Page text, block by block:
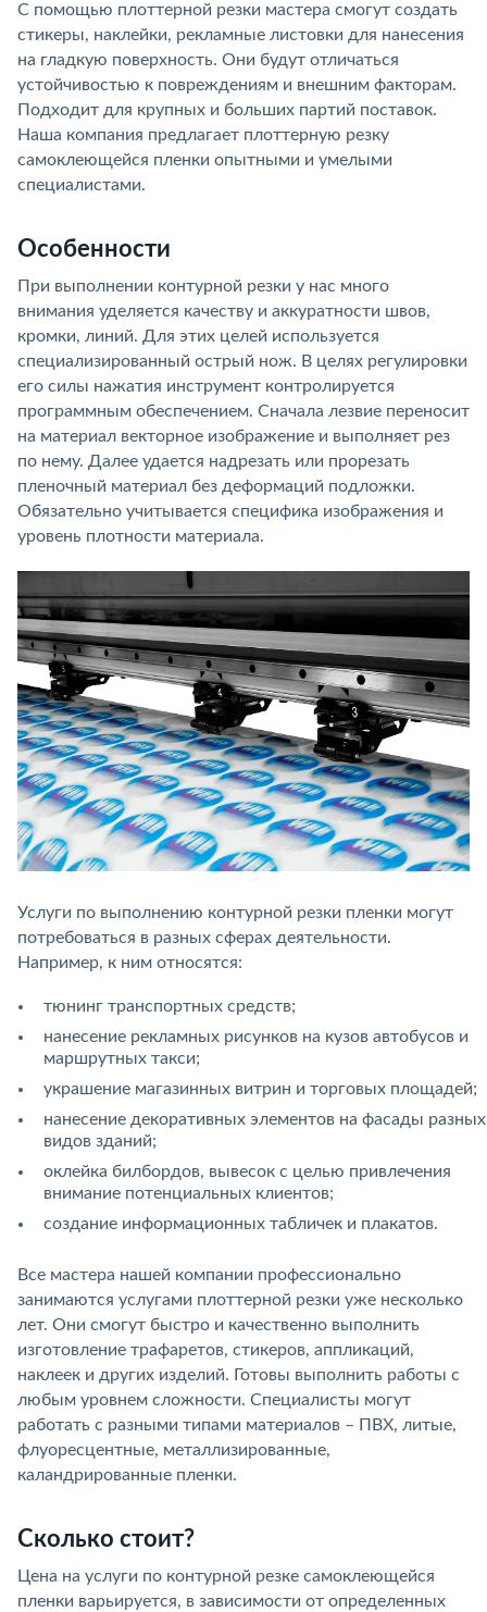
С помощью плоттерной резки мастера смогут создать
стикеры, наклейки, рекламные листовки для нанесения
на гладкую поверхность. Они будут отличаться
устойчивостью к повреждениям и внешним факторам.
Подходит для крупных и больших партий поставок.
Наша компания предлагает плоттерную резку
самоклеющейся пленки опытными и умелыми
специалистами.
Особенности
При выполнении контурной резки у нас много
внимания уделяется качеству и аккуратности швов,
кромки, линий. Для этих целей используется
специализированный острый нож. В целях регулировки
его силы нажатия инструмент контролируется
программным обеспечением. Сначала лезвие переносит
на материал векторное изображение и выполняет рез
по нему. Далее удается надрезать или прорезать
пленочный материал без деформаций подложки.
Обязательно учитывается специфика изображения и
уровень плотности материала.
Услуги по выполнению контурной резки пленки могут
потребоваться в разных сферах деятельности.
Например, к ним относятся:
тюнинг транспортных средств;
нанесение рекламных рисунков на кузов автобусов и
маршрутных такси;
украшение магазинных витрин и торговых площадей;
нанесение декоративных элементов на фасады разных
видов зданий;
оклейка билбордов, вывесок с целью привлечения
внимание потенциальных клиентов;
создание информационных табличек и плакатов.
Все мастера нашей компании профессионально
занимаются услугами плоттерной резки уже несколько
лет. Они смогут быстро и качественно выполнить
изготовление трафаретов, стикеров, аппликаций,
наклеек и других изделий. Готовы выполнить работы с
любым уровнем сложности. Специалисты могут
работать с разными типами материалов – ПВХ, литые,
флуоресцентные, металлизированные,
каландрированные пленки.
Сколько стоит?
Цена на услуги по контурной резке самоклеющейся
пленки варьируется, в зависимости от определенных